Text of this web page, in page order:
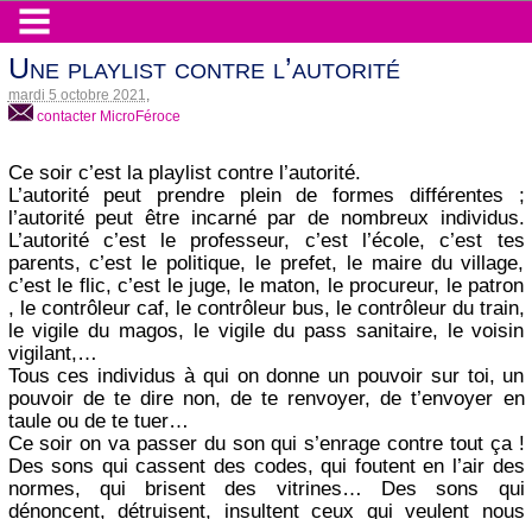
Une playlist contre l’autorité
mardi 5 octobre 2021
contacter MicroFéroce
Ce soir c’est la playlist contre l’autorité.
L’autorité peut prendre plein de formes différentes ;
l’autorité peut être incarné par de nombreux individus.
L’autorité c’est le professeur, c’est l’école, c’est tes
parents, c’est le politique, le prefet, le maire du village,
c’est le flic, c’est le juge, le maton, le procureur, le patron
, le contrôleur caf, le contrôleur bus, le contrôleur du train,
le vigile du magos, le vigile du pass sanitaire, le voisin
vigilant,…
Tous ces individus à qui on donne un pouvoir sur toi, un
pouvoir de te dire non, de te renvoyer, de t’envoyer en
taule ou de te tuer…
Ce soir on va passer du son qui s’enrage contre tout ça !
Des sons qui cassent des codes, qui foutent en l’air des
normes, qui brisent des vitrines… Des sons qui
dénoncent, détruisent, insultent ceux qui veulent nous